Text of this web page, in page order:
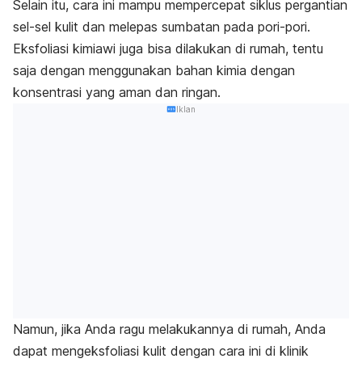
Selain itu, cara ini mampu mempercepat siklus pergantian
sel-sel kulit dan melepas sumbatan pada pori-pori.
Eksfoliasi kimiawi juga bisa dilakukan di rumah, tentu
saja dengan menggunakan bahan kimia dengan
konsentrasi yang aman dan ringan.
Iklan
Namun, jika Anda ragu melakukannya di rumah, Anda
dapat mengeksfoliasi kulit dengan cara ini di klinik